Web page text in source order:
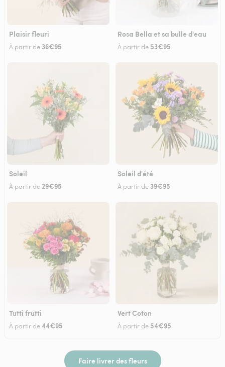
Plaisir fleuri
À partir de 36€95
Rosa Bella et sa bulle d'eau
À partir de 53€95
Soleil
À partir de 29€95
Soleil d'été
À partir de 39€95
Tutti frutti
À partir de44€95
Vert Coton
À partir de 54€95
Faire livrer des fleurs